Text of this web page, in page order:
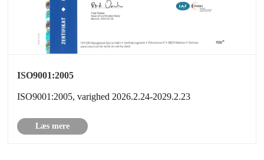
ISO9001:2005
ISO9001:2005, varighed 2026.2.24-2029.2.23
Læs mere